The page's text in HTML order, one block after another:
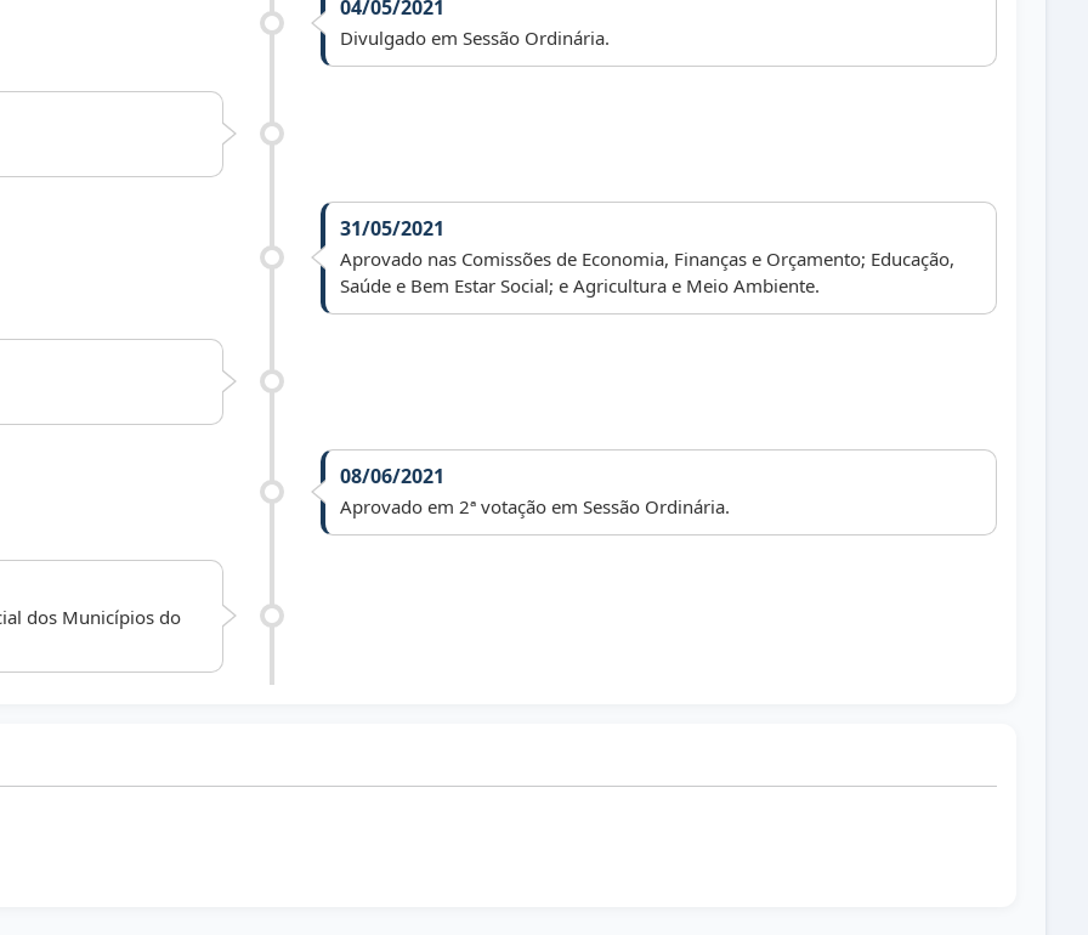
04/05/2021
Divulgado em Sessão Ordinária.
31/05/2021
Aprovado nas Comissões de Economia, Finanças e Orçamento; Educação,
Saúde e Bem Estar Social; e Agricultura e Meio Ambiente.
08/06/2021
Aprovado em 2ª votação em Sessão Ordinária.
dos Municípios do